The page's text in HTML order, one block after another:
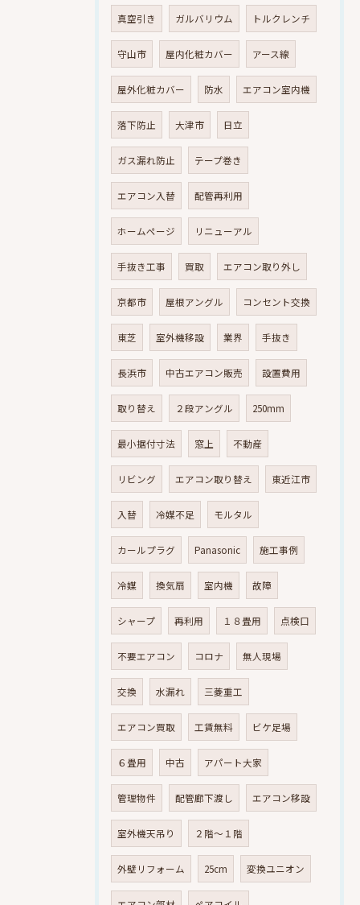
真空引き ガルバリウム トルクレンチ
守山市 屋内化粧カバー アース線
屋外化粧カバー 防水 エアコン室内機
落下防止 大津市 日立
ガス漏れ防止 テープ巻き
エアコン入替 配管再利用
ホームページ リニューアル
手抜き工事 買取 エアコン取り外し
京都市 屋根アングル コンセント交換
東芝 室外機移設 業界 手抜き
長浜市 中古エアコン販売 設置費用
取り替え ２段アングル 250mm
最小据付寸法 窓上 不動産
リビング エアコン取り替え 東近江市
入替 冷媒不足 モルタル
カールプラグ Panasonic 施工事例
冷媒 換気扇 室内機 故障
シャープ 再利用 １８畳用 点検口
不要エアコン コロナ 無人現場
交換 水漏れ 三菱重工
エアコン買取 工賃無料 ビケ足場
６畳用 中古 アパート大家
管理物件 配管廊下渡し エアコン移設
室外機天吊り ２階～１階
外壁リフォーム 25cm 変換ユニオン